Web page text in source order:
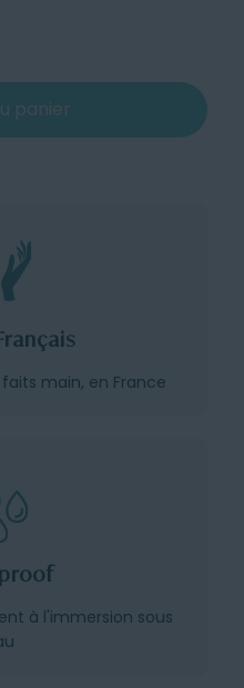
panier
faits main, en France
à l'immersion sous